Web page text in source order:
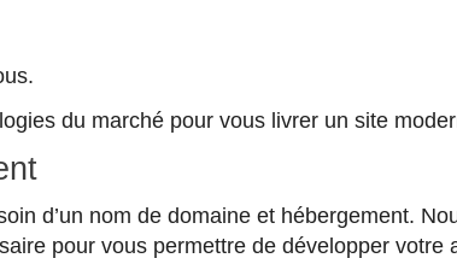
du marché pour vous livrer un site
d’un nom de domaine et hébergement.
pour vous permettre de développer votre